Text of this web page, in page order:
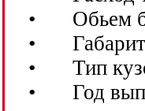
•
Обьем
•
•
Тип
•
Год